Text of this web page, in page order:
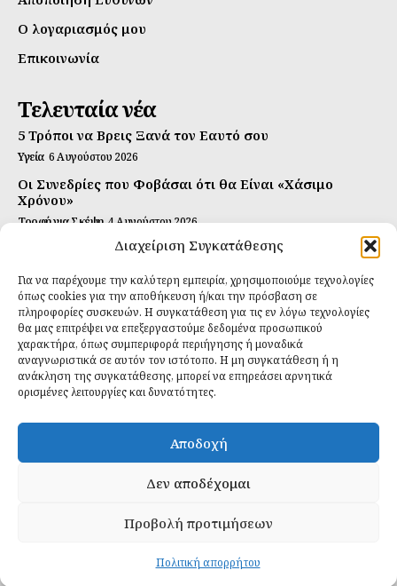
Διαχείριση Συγκατάθεσης
Για να παρέχουμε την καλύτερη εμπειρία, χρησιμοποιούμε τεχνολογίες
όπως cookies για την αποθήκευση ή/και την πρόσβαση σε
πληροφορίες συσκευών. Η συγκατάθεση για τις εν λόγω τεχνολογίες
θα μας επιτρέψει να επεξεργαστούμε δεδομένα προσωπικού
χαρακτήρα, όπως συμπεριφορά περιήγησης ή μοναδικά
αναγνωριστικά σε αυτόν τον ιστότοπο. Η μη συγκατάθεση ή η
ανάκληση της συγκατάθεσης, μπορεί να επηρεάσει αρνητικά
ορισμένες λειτουργίες και δυνατότητες.
Αποδοχή
Δεν αποδέχομαι
Προβολή προτιμήσεων
Πολιτική απορρήτου
Ο λογαριασμός μου
Επικοινωνία
Τελευταία νέα
5 Τρόποι να Βρεις Ξανά τον Εαυτό σου
Υγεία 6 Αυγούστου 2026
Οι Συνεδρίες που Φοβάσαι ότι θα Είναι «Χάσιμο
Χρόνου»
Τροφή για Σκέψη 4 Αυγούστου 2026
Αυτή Είναι η Συνταγή για Τέλεια Κομπούτσα
Ιδανικές Τροφές 26 Ιουλίου 2026
Εγγραφείτε
ΕΓΓΡΑΦΉ
Έχω διαβάσει και δέχομαι τηνπολιτική απορρήτου
Creative.